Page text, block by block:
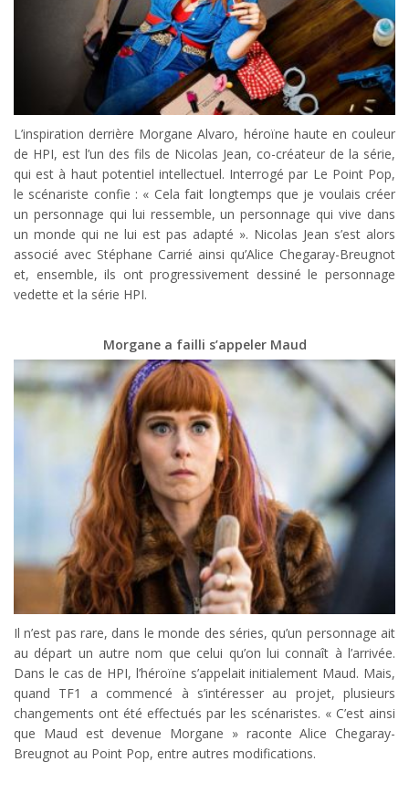
L’inspiration derrière Morgane Alvaro, héroïne haute en couleur
de HPI, est l’un des fils de Nicolas Jean, co-créateur de la série,
qui est à haut potentiel intellectuel. Interrogé par Le Point Pop,
le scénariste confie : « Cela fait longtemps que je voulais créer
un personnage qui lui ressemble, un personnage qui vive dans
un monde qui ne lui est pas adapté ». Nicolas Jean s’est alors
associé avec Stéphane Carrié ainsi qu’Alice Chegaray-Breugnot
et, ensemble, ils ont progressivement dessiné le personnage
vedette et la série HPI.
Morgane a failli s’appeler Maud
Il n’est pas rare, dans le monde des séries, qu’un personnage ait
au départ un autre nom que celui qu’on lui connaît à l’arrivée.
Dans le cas de HPI, l’héroïne s’appelait initialement Maud. Mais,
quand TF1 a commencé à s’intéresser au projet, plusieurs
changements ont été effectués par les scénaristes. « C’est ainsi
que Maud est devenue Morgane » raconte Alice Chegaray-
Breugnot au Point Pop, entre autres modifications.